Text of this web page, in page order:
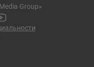
Group»